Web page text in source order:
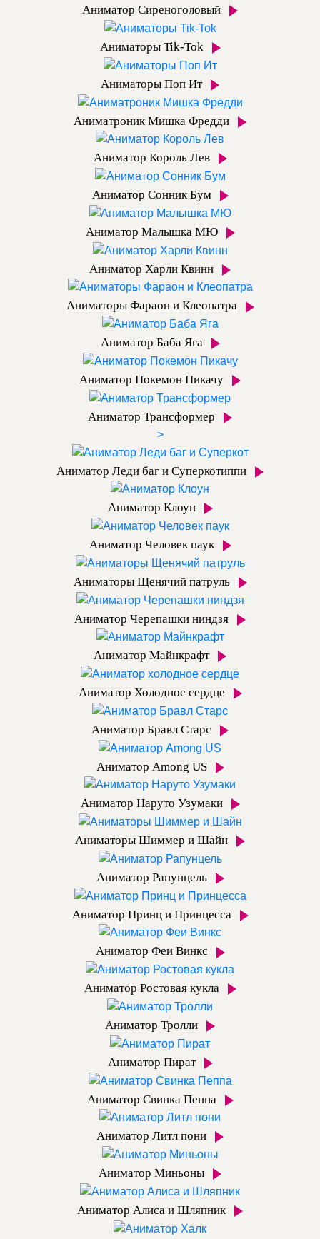
Аниматор Сиреноголовый
Аниматоры Tik-Tok
Аниматоры Поп Ит
Аниматроник Мишка Фредди
Аниматор Король Лев
Аниматор Сонник Бум
Аниматор Малышка МЮ
Аниматор Харли Квинн
Аниматоры Фараон и Клеопатра
Аниматор Баба Яга
Аниматор Покемон Пикачу
Аниматор Трансформер
>
Аниматор Леди баг и Суперкотиппи
Аниматор Клоун
Аниматор Человек паук
Аниматоры Щенячий патруль
Аниматор Черепашки ниндзя
Аниматор Майнкрафт
Аниматор Холодное сердце
Аниматор Бравл Старс
Аниматор Among US
Аниматор Наруто Узумаки
Аниматоры Шиммер и Шайн
Аниматор Рапунцель
Аниматор Принц и Принцесса
Аниматор Феи Винкс
Аниматор Ростовая кукла
Аниматор Тролли
Аниматор Пират
Аниматор Свинка Пеппа
Аниматор Литл пони
Аниматор Миньоны
Аниматор Алиса и Шляпник